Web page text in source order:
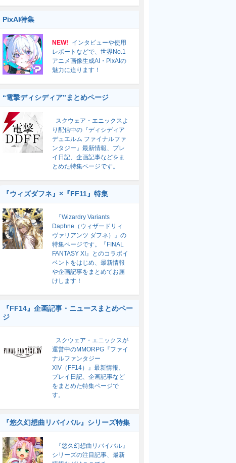
PixAI特集
NEW!
インタビューや使用
レポートなどで、世界No.1
アニメ画像生成AI・PixAIの
魅力に迫ります！
“電撃ディシディア”まとめページ
スクウェア・エニックスよ
り配信中の『ディシディア
デュエルム ファイナルファ
ンタジー』最新情報、プレ
イ日記、企画記事などをま
とめた特集ページです。
『ウィズダフネ』×『FF11』特集
『Wizardry Variants
Daphne（ウィザードリィ
ヴァリアンツ ダフネ）』の
特集ページです。『FINAL
FANTASY XI』とのコラボイ
ベントをはじめ、最新情報
や企画記事をまとめてお届
けします！
『FF14』企画記事・ニュースまとめペー
ジ
スクウェア・エニックスが
運営中のMMORPG『ファイ
ナルファンタジー
XIV（FF14）』最新情報、
プレイ日記、企画記事など
をまとめた特集ページで
す。
『悠久幻想曲リバイバル』シリーズ特集
『悠久幻想曲リバイバル』
シリーズの注目記事、最新